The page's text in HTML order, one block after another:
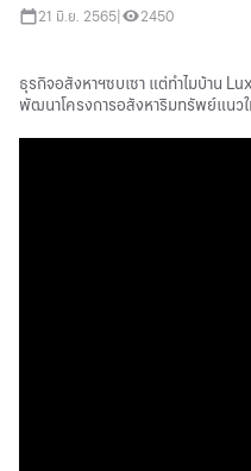
21 มิ.ย. 2565 2450
ธุรกิจอสังหาฯซบเซา แต่ทำไมบ้าน
พัฒนาโครงการอสังหาริมทรัพย์แนว